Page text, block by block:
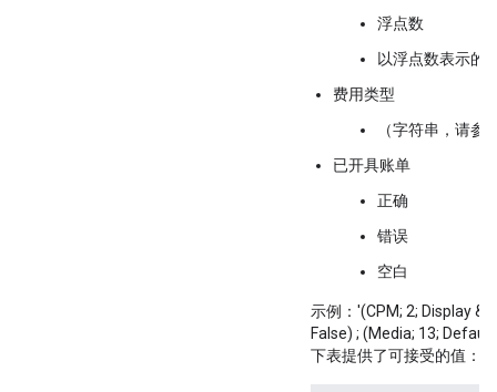
浮点数
以浮点数表示的
费用类型
（字符串，请参
已开具账单
正确
错误
空白
示例：'(CPM; 2; Display &
False) ; (Media; 13;
下表提供了可接受的值：